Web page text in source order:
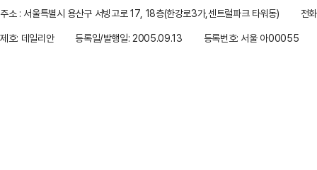
주소 : 서울특별시 용산구 서빙고로 17, 18층(한강로3가,센트럴파크 타워동)
전
제호: 데일리안
등록일/발행일: 2005.09.13 등록번호: 서울 아00055